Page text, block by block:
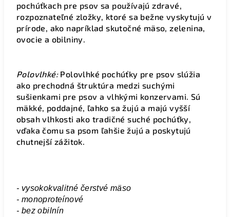
pochúťkach pre psov sa používajú zdravé,
rozpoznateľné zložky, ktoré sa bežne vyskytujú v
prírode, ako napríklad skutočné mäso, zelenina,
ovocie a obilniny.
Polovlhké:Polovlhké pochúťky pre psov slúžia
ako prechodná štruktúra medzi suchými
sušienkami pre psov a vlhkými konzervami. Sú
mäkké, poddajné, ľahko sa žujú a majú vyšší
obsah vlhkosti ako tradičné suché pochúťky,
vďaka čomu sa psom ľahšie žujú a poskytujú
chutnejší zážitok.
- vysokokvalitné čerstvé mäso
- monoproteínové
- bez obilnín